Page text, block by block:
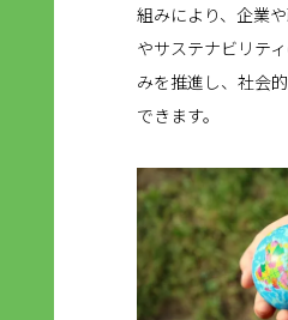
組みにより、企業
やサステナビリテ
みを推進し、社会
できます。